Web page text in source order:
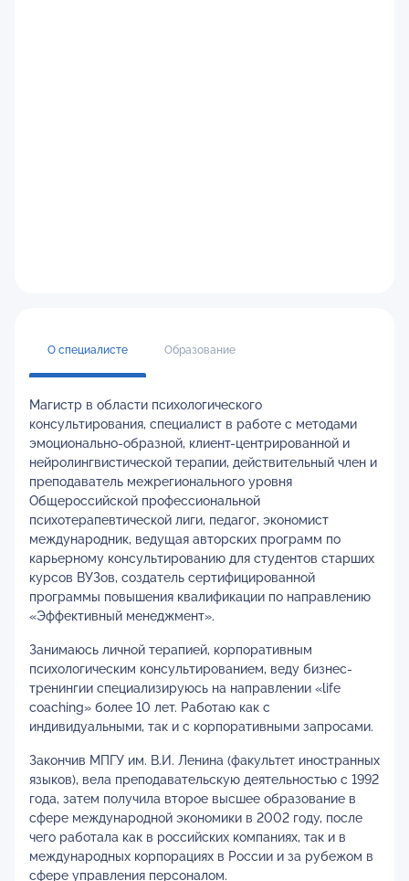
О специалисте Образование
Магистр в области психологического
консультирования, специалист в работе с методами
эмоционально-образной, клиент-центрированной и
нейролингвистической терапии, действительный член и
преподаватель межрегионального уровня
Общероссийской профессиональной
психотерапевтической лиги, педагог, экономист
международник, ведущая авторских программ по
карьерному консультированию для студентов старших
курсов ВУЗов, создатель сертифицированной
программы повышения квалификации по направлению
«Эффективный менеджмент».
Занимаюсь личной терапией, корпоративным
психологическим консультированием, веду бизнес-
тренингии специализируюсь на направлении «life
coaching» более 10 лет. Работаю как с
индивидуальными, так и с корпоративными запросами.
Закончив МПГУ им. В.И. Ленина (факультет иностранных
языков), вела преподавательскую деятельностью с 1992
года, затем получила второе высшее образование в
сфере международной экономики в 2002 году, после
чего работала как в российских компаниях, так и в
международных корпорациях в России и за рубежом в
сфере управления персоналом.